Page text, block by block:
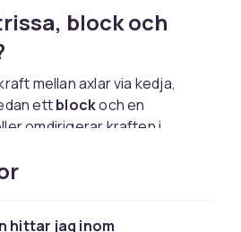
block och
mellan axlar via kedja,
ettblockoch en
omdirigerar kraften i
transportband och
och är viktiga slitdelar att
hittar jag inom